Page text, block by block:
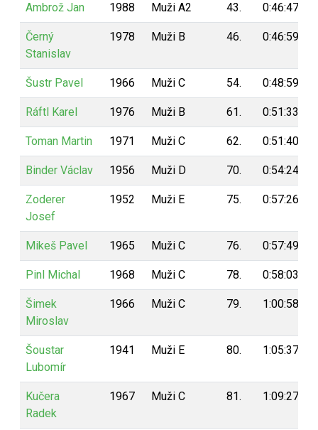
Ambrož Jan 1988 Muži A2 43. 0:46:47
Černý
Stanislav
1978 Muži B 46. 0:46:59
Šustr Pavel 1966 Muži C 54. 0:48:59
Ráftl Karel 1976 Muži B 61. 0:51:33
Toman Martin 1971 Muži C 62. 0:51:40
Binder Václav 1956 Muži D 70. 0:54:24
Zoderer
Josef
1952 Muži E 75. 0:57:26
Mikeš Pavel 1965 Muži C 76. 0:57:49
Pinl Michal 1968 Muži C 78. 0:58:03
Šimek
Miroslav
1966 Muži C 79. 1:00:58
Šoustar
Lubomír
1941 Muži E 80. 1:05:37
Kučera
Radek
1967 Muži C 81. 1:09:27